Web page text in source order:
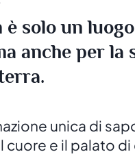
solo un
anche per
unica di
cuore e il palato